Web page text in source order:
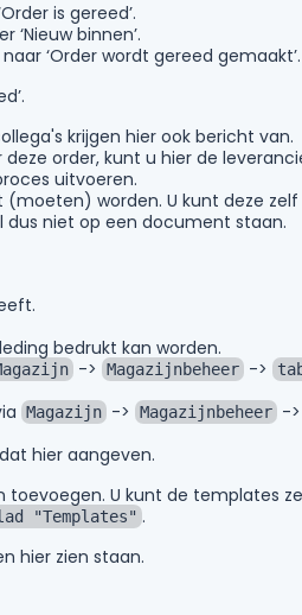
is gereed’.
‘Nieuw binnen’.
‘Order wordt gereed gemaakt’.
krijgen hier ook bericht van.
order, kunt u hier de
uitvoeren.
worden. U kunt deze zelf
dus niet op een document staan.
bedrukt kan worden.
-> Magazijnbeheer ->
Magazijn -> Magazijnbeheer ->
hier aangeven.
toevoegen. U kunt de templates
"Templates" .
hier zien staan.